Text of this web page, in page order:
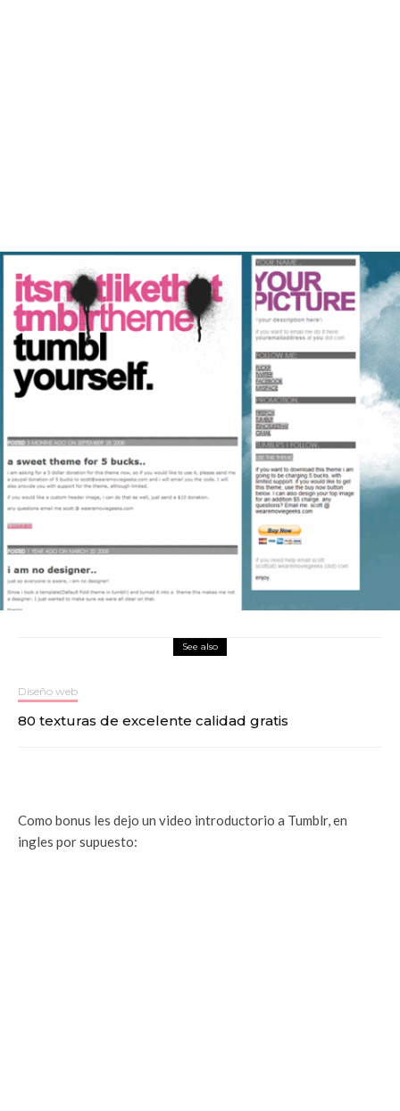
See also
Diseño web
80 texturas de excelente calidad gratis
Como bonus les dejo un video introductorio a Tumblr, en
ingles por supuesto: